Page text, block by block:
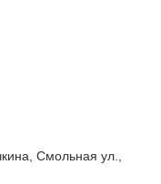
Смольная ул.,